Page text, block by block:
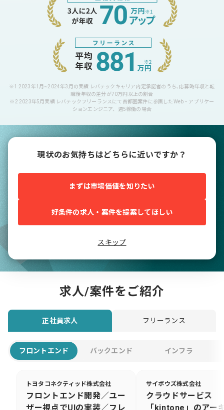
※1 2023年1月~2024年3月の実績 レバテックキャリア内定承諾者のうち､応募時年収と転
職後年収の差分が70万円以上の割合
※2 2023年5月実績 レバテックフリーランスにて首都圏案件に参画したWeb・アプリケー
ションエンジニア、週5稼働の場合
現状のお気持ちはどちらに近いですか？
まずは市場価値を知りたい
好条件の求人・案件を提案してほしい
スキップ
求人/案件をご紹介
正社員求人 フリーランス
フロントエンド バックエンド インフラ
トヨタコネクティッド株式会社
フロントエンド開発／ユー
ザー視点でUIの実装／フレ
サイボウズ株式会社
クラウドサービス
「kintone」のアー